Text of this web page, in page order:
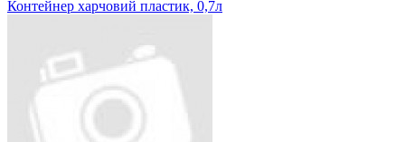
Контейнер харчовий пластик, 0,7л